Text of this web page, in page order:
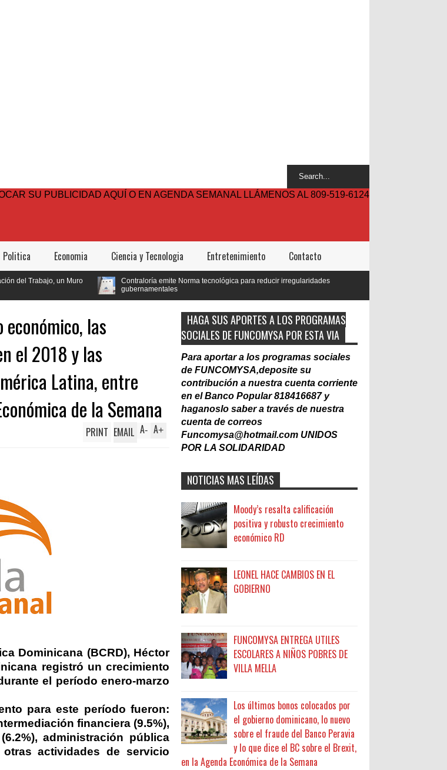
SU PUBLICIDAD AQUÍ O EN AGENDA SEMANAL LLÁMENOS AL 809-519-6124
Politica Economia Ciencia y Tecnologia Entretenimiento Contacto
Contraloría emite Norma tecnológica para reducir irregularidades
gubernamentales
las
el 2018 y las
Latina, entre
de la Semana
A+
A-
PRINT EMAIL
Dominicana (BCRD), Héctor
registró un crecimiento
el período enero-marzo
para este período fueron:
financiera (9.5%),
administración pública
otras actividades de servicio
HAGA SUS APORTES A LOS PROGRAMAS
SOCIALES DE FUNCOMYSA POR ESTA VIA
Para aportar a los programas sociales
de FUNCOMYSA,deposite su
contribución a nuestra cuenta corriente
en el Banco Popular 818416687 y
haganoslo saber a través de nuestra
cuenta de correos
Funcomysa@hotmail.com UNIDOS
POR LA SOLIDARIDAD
NOTICIAS MAS LEÍDAS
Moody’s resalta calificación
positiva y robusto crecimiento
económico RD
LEONEL HACE CAMBIOS EN EL
GOBIERNO
FUNCOMYSA ENTREGA UTILES
ESCOLARES A NIÑOS POBRES DE
VILLA MELLA
Los últimos bonos colocados por
el gobierno dominicano, lo nuevo
sobre el fraude del Banco Peravia
y lo que dice el BC sobre el Brexit,
en la Agenda Económica de la Semana